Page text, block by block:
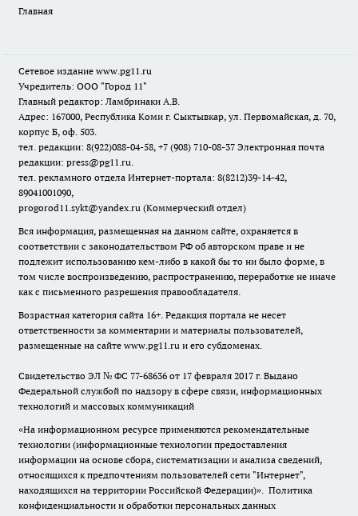
Главная
Сетевое издание www.pg11.ru
Учредитель: ООО "Город 11"
Главный редактор: Ламбринаки А.В.
Адрес: 167000, Республика Коми г. Сыктывкар, ул. Первомайская, д. 70,
корпус Б, оф. 503.
тел. редакции: 8(922)088-04-58, +7 (908) 710-08-37 Электронная почта
редакции: press@pg11.ru.
тел. рекламного отдела Интернет-портала: 8(8212)39-14-42,
89041001090,
progorod11.sykt@yandex.ru (Коммерческий отдел)
Вся информация, размещенная на данном сайте, охраняется в
соответствии с законодательством РФ об авторском праве и не
подлежит использованию кем-либо в какой бы то ни было форме, в
том числе воспроизведению, распространению, переработке не иначе
как с письменного разрешения правообладателя.
Возрастная категория сайта 16+. Редакция портала не несет
ответственности за комментарии и материалы пользователей,
размещенные на сайте www.pg11.ru и его субдоменах.
Свидетельство ЭЛ № ФС 77-68636 от 17 февраля 2017 г. Выдано
Федеральной службой по надзору в сфере связи, информационных
технологий и массовых коммуникаций
«На информационном ресурсе применяются рекомендательные
технологии (информационные технологии предоставления
информации на основе сбора, систематизации и анализа сведений,
относящихся к предпочтениям пользователей сети "Интернет",
находящихся на территории Российской Федерации)». Политика
конфиденциальности и обработки персональных данных